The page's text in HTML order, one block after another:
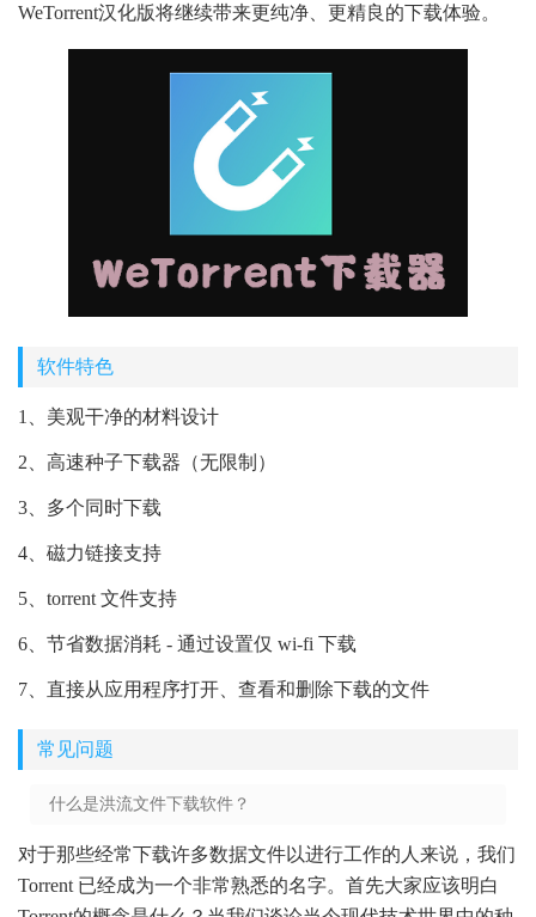
WeTorrent汉化版将继续带来更纯净、更精良的下载体验。
软件特色
1、美观干净的材料设计
2、高速种子下载器（无限制）
3、多个同时下载
4、磁力链接支持
5、torrent 文件支持
6、节省数据消耗 - 通过设置仅 wi-fi 下载
7、直接从应用程序打开、查看和删除下载的文件
常见问题
什么是洪流文件下载软件？
对于那些经常下载许多数据文件以进行工作的人来说，我们
Torrent 已经成为一个非常熟悉的名字。首先大家应该明白